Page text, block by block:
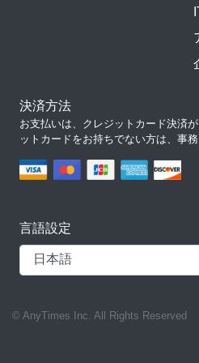
決済方法
お支払いは、クレジットカード決済
ットカードをお持ちでない方は、事
言語設定
© AnyTimes Inc. All Rights Reserved